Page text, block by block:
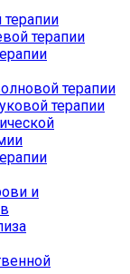
терапии
терапии
терапии
и